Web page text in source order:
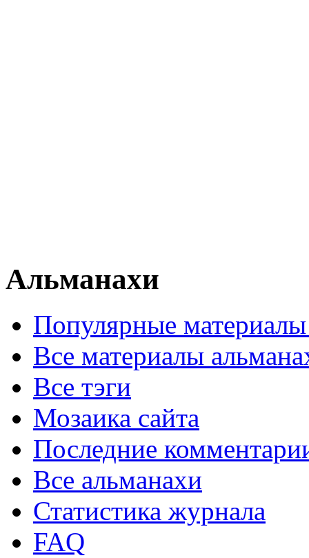
Альманахи
Популярные
Все материалы
Все тэги
Мозаика сайта
Последние
Все альманахи
Статистика журнала
FAQ